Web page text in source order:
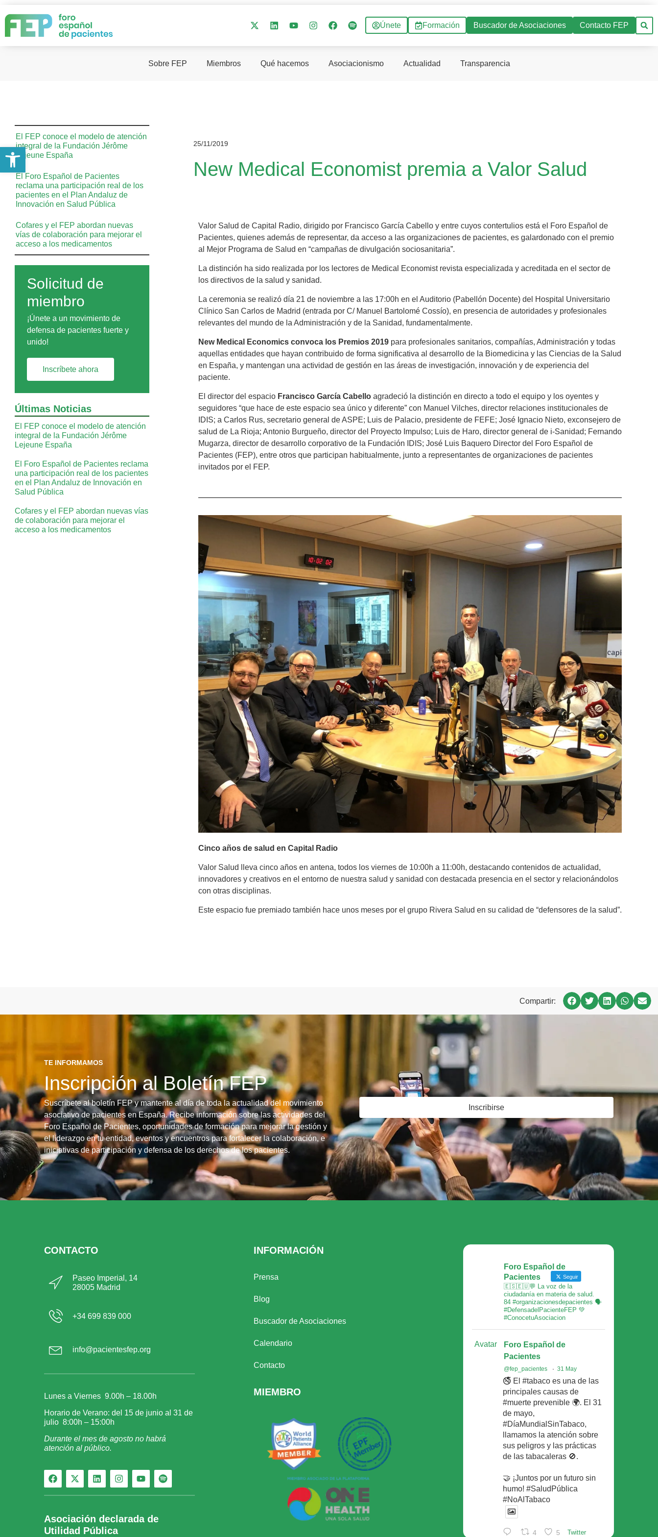
Únete Formación Buscador de Asociaciones Contacto FEP
Sobre FEP Miembros Qué hacemos Asociacionismo Actualidad Transparencia
El FEP conoce el modelo de atención
integral de la Fundación Jérôme
Lejeune España
El Foro Español de Pacientes
reclama una participación real de los
pacientes en el Plan Andaluz de
Innovación en Salud Pública
Cofares y el FEP abordan nuevas
vías de colaboración para mejorar el
acceso a los medicamentos
Solicitud de
miembro
¡Únete a un movimiento de
defensa de pacientes fuerte y
unido!
Inscríbete ahora
Últimas Noticias
El FEP conoce el modelo de atención
integral de la Fundación Jérôme
Lejeune España
El Foro Español de Pacientes reclama
una participación real de los pacientes
en el Plan Andaluz de Innovación en
Salud Pública
Cofares y el FEP abordan nuevas vías
de colaboración para mejorar el
acceso a los medicamentos
25/11/2019
New Medical Economist premia a Valor Salud
Valor Salud de Capital Radio, dirigido por Francisco García Cabello y entre cuyos contertulios está el Foro Español de
Pacientes, quienes además de representar, da acceso a las organizaciones de pacientes, es galardonado con el premio
al Mejor Programa de Salud en “campañas de divulgación sociosanitaria”.
La distinción ha sido realizada por los lectores de Medical Economist revista especializada y acreditada en el sector de
los directivos de la salud y sanidad.
La ceremonia se realizó día 21 de noviembre a las 17:00h en el Auditorio (Pabellón Docente) del Hospital Universitario
Clínico San Carlos de Madrid (entrada por C/ Manuel Bartolomé Cossío), en presencia de autoridades y profesionales
relevantes del mundo de la Administración y de la Sanidad, fundamentalmente.
New Medical Economics convoca los Premios 2019 para profesionales sanitarios, compañías, Administración y todas
aquellas entidades que hayan contribuido de forma significativa al desarrollo de la Biomedicina y las Ciencias de la Salud
en España, y mantengan una actividad de gestión en las áreas de investigación, innovación y de experiencia del
paciente.
El director del espacio Francisco García Cabello agradeció la distinción en directo a todo el equipo y los oyentes y
seguidores “que hace de este espacio sea único y diferente” con Manuel Vilches, director relaciones institucionales de
IDIS; a Carlos Rus, secretario general de ASPE; Luis de Palacio, presidente de FEFE; José Ignacio Nieto, exconsejero de
salud de La Rioja; Antonio Burgueño, director del Proyecto Impulso; Luis de Haro, director general de i-Sanidad; Fernando
Mugarza, director de desarrollo corporativo de la Fundación IDIS; José Luis Baquero Director del Foro Español de
Pacientes (FEP), entre otros que participan habitualmente, junto a representantes de organizaciones de pacientes
invitados por el FEP.
Cinco años de salud en Capital Radio
Valor Salud lleva cinco años en antena, todos los viernes de 10:00h a 11:00h, destacando contenidos de actualidad,
innovadores y creativos en el entorno de nuestra salud y sanidad con destacada presencia en el sector y relacionándolos
con otras disciplinas.
Este espacio fue premiado también hace unos meses por el grupo Rivera Salud en su calidad de “defensores de la salud”.
Compartir:
TE INFORMAMOS
Inscripción al Boletín FEP
Suscríbete al boletín FEP y mantente al día de toda la actualidad del movimiento
asociativo de pacientes en España. Recibe información sobre las actividades del
Foro Español de Pacientes, oportunidades de formación para mejorar la gestión y
el liderazgo en tu entidad, eventos y encuentros para fortalecer la colaboración, e
iniciativas de participación y defensa de los derechos de los pacientes.
Inscribirse
CONTACTO
Paseo Imperial, 14
28005 Madrid
+34 699 839 000
info@pacientesfep.org
Lunes a Viernes 9.00h – 18.00h
Horario de Verano: del 15 de junio al 31 de
julio 8:00h – 15:00h
Durante el mes de agosto no habrá
atención al público.
Asociación declarada de
Utilidad Pública
INFORMACIÓN
Prensa
Blog
Buscador de Asociaciones
Calendario
Contacto
MIEMBRO
Foro Español de
Pacientes
Seguir
🇪🇸🇪🇺💬 La voz de la
ciudadanía en materia de salud.
84 #organizacionesdepacientes 🗣
#DefensadelPacienteFEP 💚
#ConocetuAsociacion
Avatar
Foro Español de
Pacientes
@fep_pacientes · 31 May
🚭 El #tabaco es una de las
principales causas de
#muerte prevenible 🌍. El 31
de mayo,
#DíaMundialSinTabaco,
llamamos la atención sobre
sus peligros y las prácticas
de las tabacaleras 🚫.
🤝 ¡Juntos por un futuro sin
humo! #SaludPública
#NoAlTabaco
4 5 Twitter
Abrir barra de herramientas